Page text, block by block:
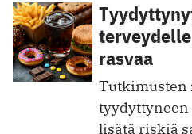
rasvaa
Tutkimusten
tyydyttyneen
lisätä riskiä